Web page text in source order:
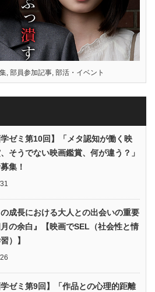
, 部員参加記事, 部活・イベント
学ゼミ第10回】「メタ認知が働く映
そうでない映画鑑賞、何が違う？」
集！
成長における大人との出会いの重要
の余白』【映画でSEL（社会性と情
）】
学ゼミ第9回】「作品との心理的距離